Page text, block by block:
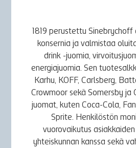
1819 perustettu Sinebrychoff
konsernia ja valmistaa
drink -juomia,
energiajuomia. Sen
Karhu, KOFF, Carlsberg,
Crowmoor sekä Somersby ja
juomat, kuten Coca-Cola,
Sprite. Henkilöstön
vuorovaikutus
yhteiskunnan kanssa sekä